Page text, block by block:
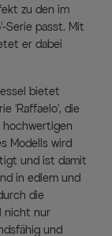
zu den im
Serie passt. Mit
er dabei
bietet
'Raffaelo', die
hochwertigen
Modells wird
und ist damit
in edlem und
die
nicht nur
und